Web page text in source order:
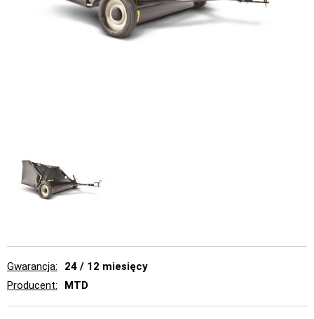
Gwarancja
24 / 12 miesięcy
Producent
MTD